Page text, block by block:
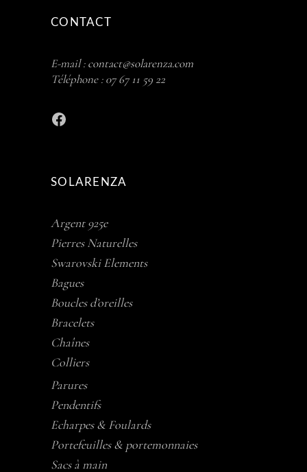
CONTACT
E-mail :contact@solarenza.com
Téléphone :07 67 11 59 22
Facebook
SOLARENZA
Argent 925e
Pierres Naturelles
Swarovski Elements
Bagues
Boucles d’oreilles
Bracelets
Chaînes
Colliers
Parures
Pendentifs
Echarpes & Foulards
Portefeuilles & portemonnaies
Sacs à main